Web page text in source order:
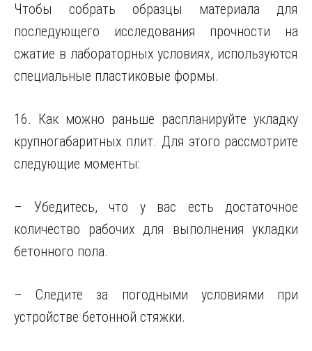
Чтобы собрать образцы материала для
последующего исследования прочности на
сжатие в лабораторных условиях, используются
специальные пластиковые формы.
16. Как можно раньше распланируйте укладку
крупногабаритных плит. Для этого рассмотрите
следующие моменты:
– Убедитесь, что у вас есть достаточное
количество рабочих для выполнения укладки
бетонного пола.
– Следите за погодными условиями при
устройстве бетонной стяжки.